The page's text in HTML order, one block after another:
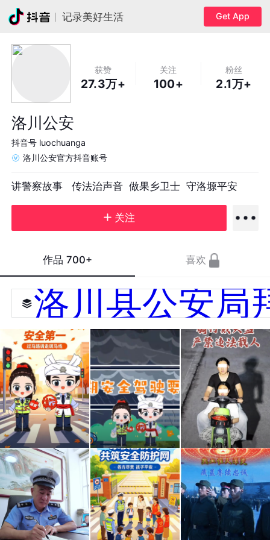
记录美好生活 Get App
获赞
27.3万+
关注
100+
粉丝
2.1万+
洛川公安
抖音号 luochuanga
洛川公安官方抖音账号
讲警察故事   传法治声音  做果乡卫士  守洛塬平安
关注
作品 700+ 喜欢
洛川县公安局
洛川
公安
洛川
公安